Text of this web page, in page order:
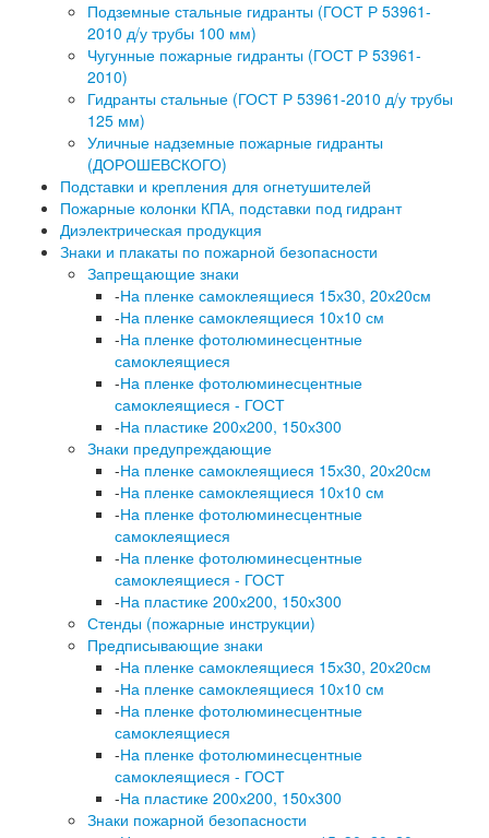
Подземные стальные гидранты (ГОСТ Р 53961-
2010 д/у трубы 100 мм)
Чугунные пожарные гидранты (ГОСТ Р 53961-
2010)
Гидранты стальные (ГОСТ Р 53961-2010 д/у трубы
125 мм)
Уличные надземные пожарные гидранты
(ДОРОШЕВСКОГО)
Подставки и крепления для огнетушителей
Пожарные колонки КПА, подставки под гидрант
Диэлектрическая продукция
Знаки и плакаты по пожарной безопасности
Запрещающие знаки
-На пленке самоклеящиеся 15х30, 20х20см
-На пленке самоклеящиеся 10х10 см
-На пленке фотолюминесцентные
самоклеящиеся
-На пленке фотолюминесцентные
самоклеящиеся - ГОСТ
-На пластике 200х200, 150х300
Знаки предупреждающие
-На пленке самоклеящиеся 15х30, 20х20см
-На пленке самоклеящиеся 10х10 см
-На пленке фотолюминесцентные
самоклеящиеся
-На пленке фотолюминесцентные
самоклеящиеся - ГОСТ
-На пластике 200х200, 150х300
Стенды (пожарные инструкции)
Предписывающие знаки
-На пленке самоклеящиеся 15х30, 20х20см
-На пленке самоклеящиеся 10х10 см
-На пленке фотолюминесцентные
самоклеящиеся
-На пленке фотолюминесцентные
самоклеящиеся - ГОСТ
-На пластике 200х200, 150х300
Знаки пожарной безопасности